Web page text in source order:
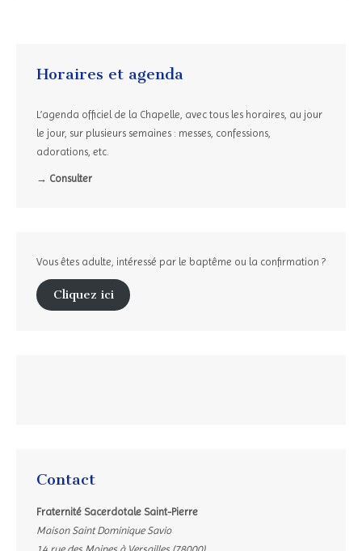
Horaires et agenda
L’agenda officiel de la Chapelle, avec tous les horaires, au jour
le jour, sur plusieurs semaines : messes, confessions,
adorations, etc.
→ Consulter
Vous êtes adulte, intéressé par le baptême ou la confirmation ?
Cliquez ici
Contact
Fraternité Sacerdotale Saint-Pierre
Maison Saint Dominique Savio